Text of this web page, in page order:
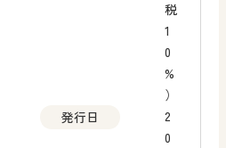
税
1
0
%
）
発行日
2
0